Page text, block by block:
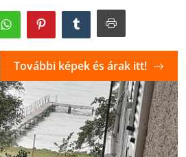
További képek és árak itt!